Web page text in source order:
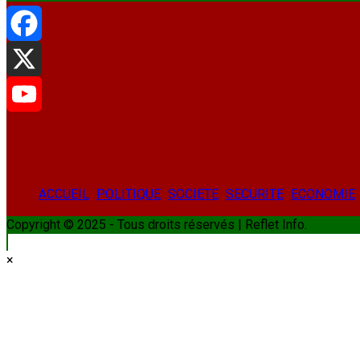
Facebook
X
ACCUEIL POLITIQUE SOCIETE SECURITE ECONOMIE
Copyright © 2025 - Tous droits réservés | Reflet Info.
×